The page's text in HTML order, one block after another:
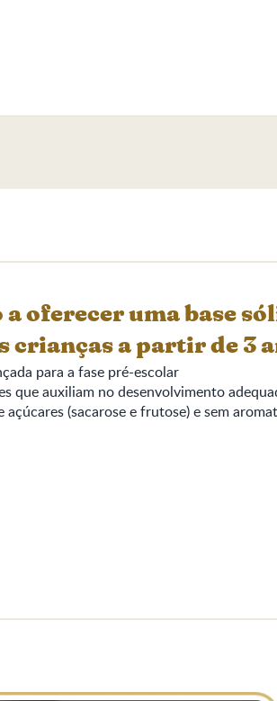
oferecer uma base
crianças a partir de 3
para a fase pré-escolar
que auxiliam no desenvolvimento
açúcares (sacarose e frutose) e sem